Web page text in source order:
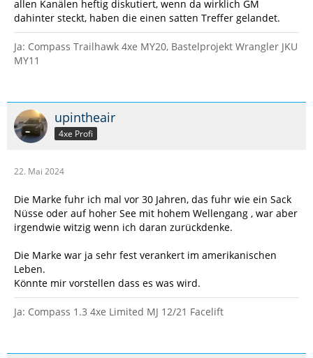
allen Kanälen heftig diskutiert, wenn da wirklich GM
dahinter steckt, haben die einen satten Treffer gelandet.
Ja: Compass Trailhawk 4xe MY20, Bastelprojekt Wrangler JKU
MY11
upintheair
4xe Profi
22. Mai 2024
Die Marke fuhr ich mal vor 30 Jahren, das fuhr wie ein Sack
Nüsse oder auf hoher See mit hohem Wellengang , war aber
irgendwie witzig wenn ich daran zurückdenke.
Die Marke war ja sehr fest verankert im amerikanischen
Leben.
Könnte mir vorstellen dass es was wird.
Ja: Compass 1.3 4xe Limited MJ 12/21 Facelift